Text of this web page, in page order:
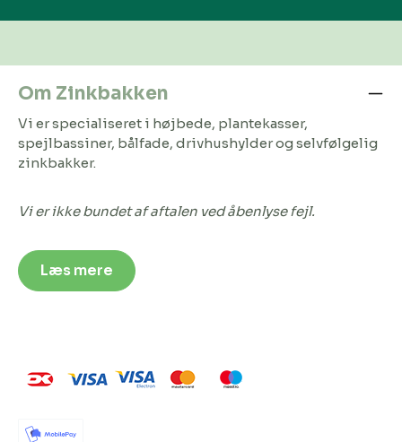
Om Zinkbakken
Vi er specialiseret i højbede, plantekasser,
spejlbassiner, bålfade, drivhushylder og selvfølgelig
zinkbakker.
Vi er ikke bundet af aftalen ved åbenlyse fejl.
Læs mere